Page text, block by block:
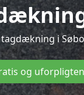
i
og